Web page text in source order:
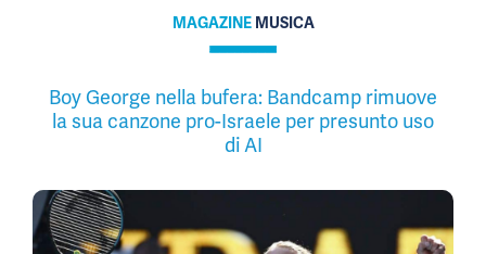
MAGAZINE MUSICA
Boy George nella bufera: Bandcamp rimuove
la sua canzone pro-Israele per presunto uso
di AI